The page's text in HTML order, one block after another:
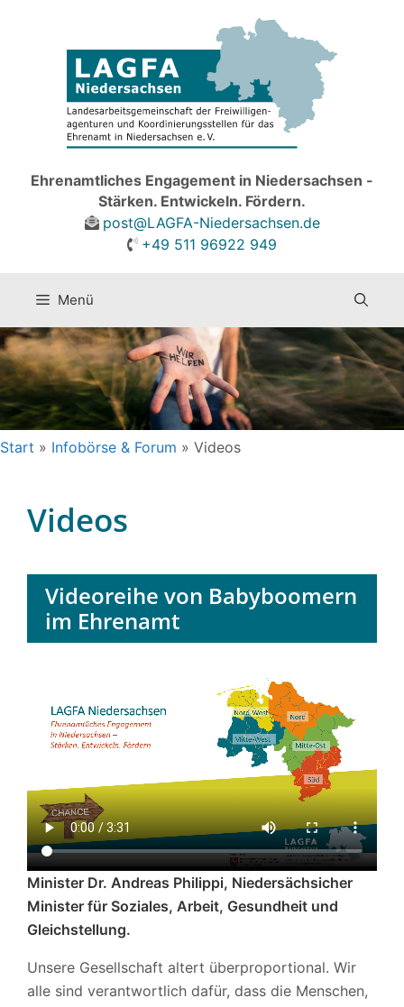
Ehrenamtliches Engagement in Niedersachsen -
Stärken. Entwickeln. Fördern.
post@LAGFA-Niedersachsen.de
+49 511 96922 949
Menü
Start » Infobörse & Forum » Videos
Videos
Videoreihe von Babyboomern
im Ehrenamt
Minister Dr. Andreas Philippi, Niedersächsicher
Minister für Soziales, Arbeit, Gesundheit und
Gleichstellung.
Unsere Gesellschaft altert überproportional. Wir
alle sind verantwortlich dafür, dass die Menschen,